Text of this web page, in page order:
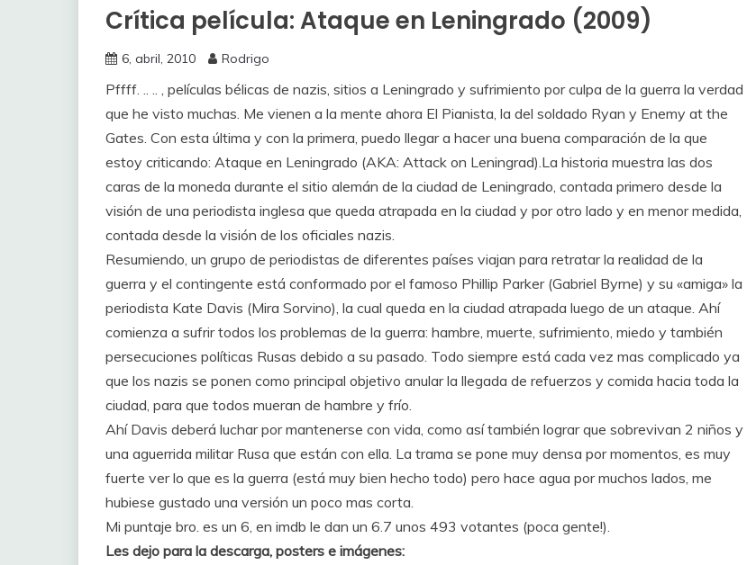
Crítica película: Ataque en Leningrado (2009)
6, abril, 2010 Rodrigo
Pffff. .. .. , películas bélicas de nazis, sitios a Leningrado y sufrimiento por culpa de la guerra la verdad
que he visto muchas. Me vienen a la mente ahora El Pianista, la del soldado Ryan y Enemy at the
Gates. Con esta última y con la primera, puedo llegar a hacer una buena comparación de la que
estoy criticando: Ataque en Leningrado (AKA: Attack on Leningrad).La historia muestra las dos
caras de la moneda durante el sitio alemán de la ciudad de Leningrado, contada primero desde la
visión de una periodista inglesa que queda atrapada en la ciudad y por otro lado y en menor medida,
contada desde la visión de los oficiales nazis.
Resumiendo, un grupo de periodistas de diferentes países viajan para retratar la realidad de la
guerra y el contingente está conformado por el famoso Phillip Parker (Gabriel Byrne) y su «amiga» la
periodista Kate Davis (Mira Sorvino), la cual queda en la ciudad atrapada luego de un ataque. Ahí
comienza a sufrir todos los problemas de la guerra: hambre, muerte, sufrimiento, miedo y también
persecuciones políticas Rusas debido a su pasado. Todo siempre está cada vez mas complicado ya
que los nazis se ponen como principal objetivo anular la llegada de refuerzos y comida hacia toda la
ciudad, para que todos mueran de hambre y frío.
Ahí Davis deberá luchar por mantenerse con vida, como así también lograr que sobrevivan 2 niños y
una aguerrida militar Rusa que están con ella. La trama se pone muy densa por momentos, es muy
fuerte ver lo que es la guerra (está muy bien hecho todo) pero hace agua por muchos lados, me
hubiese gustado una versión un poco mas corta.
Mi puntaje bro. es un 6, en imdb le dan un 6.7 unos 493 votantes (poca gente!).
Les dejo para la descarga, posters e imágenes: